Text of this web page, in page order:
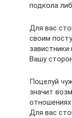
подкола
Для вас
своим
Вашу
Поцелуй
значит
Для вас